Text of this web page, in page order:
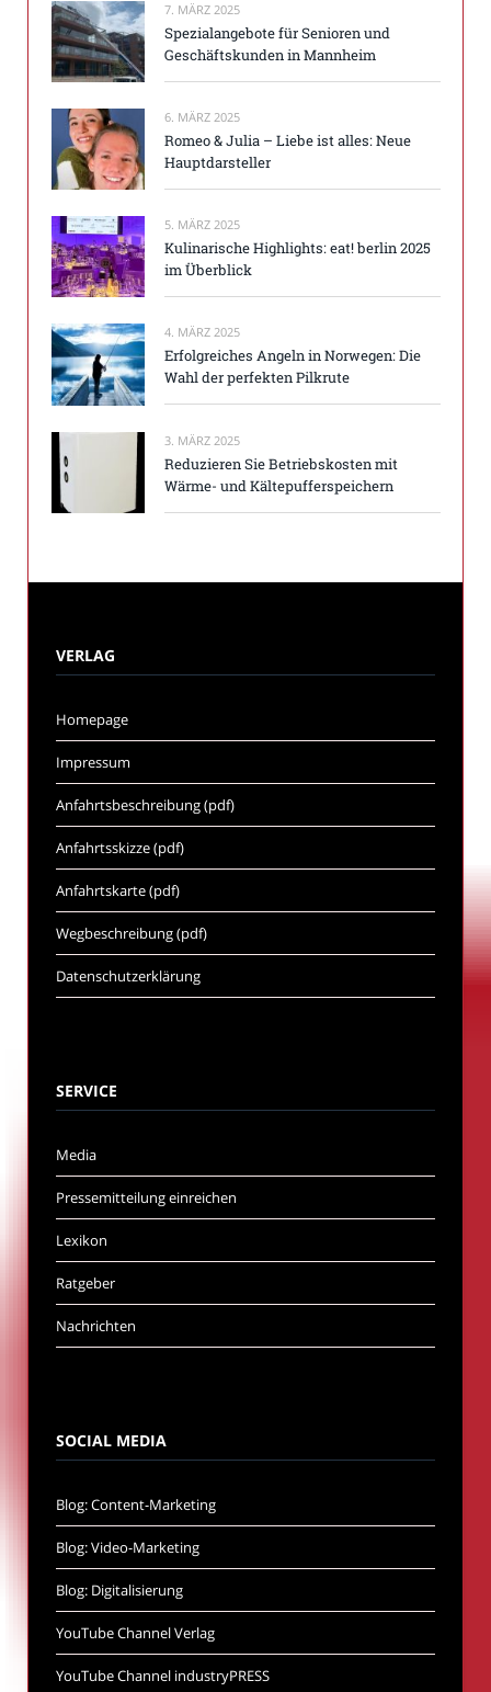
7. MÄRZ 2025
Spezialangebote für Senioren und
Geschäftskunden in Mannheim
6. MÄRZ 2025
Romeo & Julia – Liebe ist alles: Neue
Hauptdarsteller
5. MÄRZ 2025
Kulinarische Highlights: eat! berlin 2025
im Überblick
4. MÄRZ 2025
Erfolgreiches Angeln in Norwegen: Die
Wahl der perfekten Pilkrute
3. MÄRZ 2025
Reduzieren Sie Betriebskosten mit
Wärme- und Kältepufferspeichern
VERLAG
Homepage
Impressum
Anfahrtsbeschreibung (pdf)
Anfahrtsskizze (pdf)
Anfahrtskarte (pdf)
Wegbeschreibung (pdf)
Datenschutzerklärung
SERVICE
Media
Pressemitteilung einreichen
Lexikon
Ratgeber
Nachrichten
SOCIAL MEDIA
Blog: Content-Marketing
Blog: Video-Marketing
Blog: Digitalisierung
YouTube Channel Verlag
YouTube Channel industryPRESS